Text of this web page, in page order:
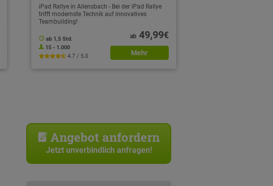
iPad Rallye in Allensbach - Bei der iPad Rallye
trifft modernste Technik auf innovatives
Teambuilding!
ab 1,5 Std.
15 - 1.000
4.7 / 5.0
ab49,99€
Mehr
Angebot anfordern
Jetzt unverbindlich anfragen!